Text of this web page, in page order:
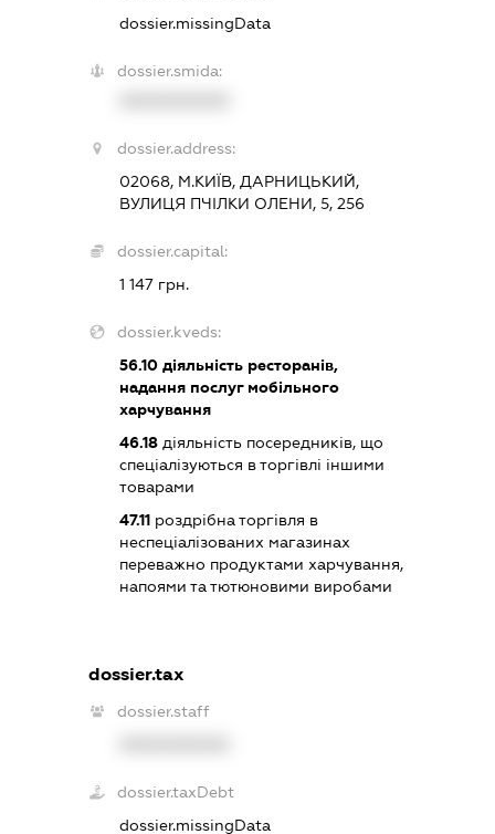
dossier.missingData
dossier.smida:
dossier.address:
02068, М.КИЇВ, ДАРНИЦЬКИЙ,
ВУЛИЦЯ ПЧІЛКИ ОЛЕНИ, 5, 256
dossier.capital:
1 147 грн.
dossier.kveds:
56.10діяльність ресторанів,
надання послуг мобільного
харчування
46.18діяльність посередників, що
спеціалізуються в торгівлі іншими
товарами
47.11роздрібна торгівля в
неспеціалізованих магазинах
переважно продуктами харчування,
напоями та тютюновими виробами
dossier.tax
dossier.staff
dossier.taxDebt
dossier.missingData